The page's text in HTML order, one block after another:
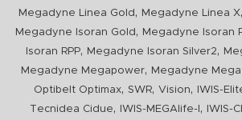
Megadyne Linea Gold , Megadyne Linea X,
Megadyne Isoran Gold , Megadyne Isoran
Isoran RPP, Megadyne Isoran Silver2,
Megadyne Megapower, Megadyne
Optibelt Optimax, SWR, Vision, IWIS-
Tecnidea Cidue, IWIS-MEGAlife-I , IWIS-